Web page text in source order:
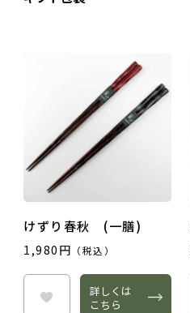
けずり春秋 (一膳)
1,980円 （税込）
詳しくは
こちら